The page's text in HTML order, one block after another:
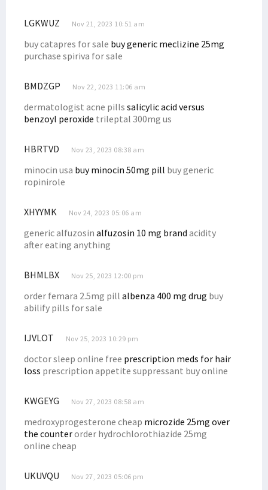
LGKWUZ Nov 21, 2023 10:51 am
buy catapres for sale buy generic meclizine 25mg
purchase spiriva for sale
BMDZGP Nov 22, 2023 11:06 am
dermatologist acne pills salicylic acid versus
benzoyl peroxide trileptal 300mg us
HBRTVD Nov 23, 2023 08:38 am
minocin usa buy minocin 50mg pill buy generic
ropinirole
XHYYMK Nov 24, 2023 05:06 am
generic alfuzosin alfuzosin 10 mg brand acidity
after eating anything
BHMLBX Nov 25, 2023 12:00 pm
order femara 2.5mg pill albenza 400 mg drug buy
abilify pills for sale
IJVLOT Nov 25, 2023 10:29 pm
doctor sleep online free prescription meds for hair
loss prescription appetite suppressant buy online
KWGEYG Nov 27, 2023 08:58 am
medroxyprogesterone cheap microzide 25mg over
the counterorder hydrochlorothiazide 25mg
online cheap
UKUVQU Nov 27, 2023 05:06 pm